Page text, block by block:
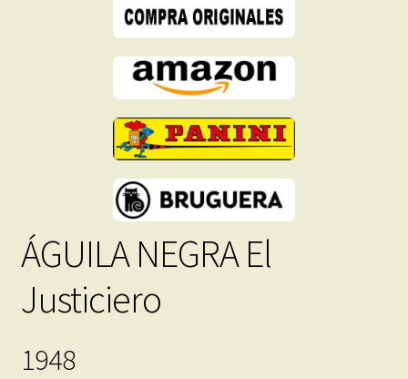
ÁGUILA NEGRA El
Justiciero
1948